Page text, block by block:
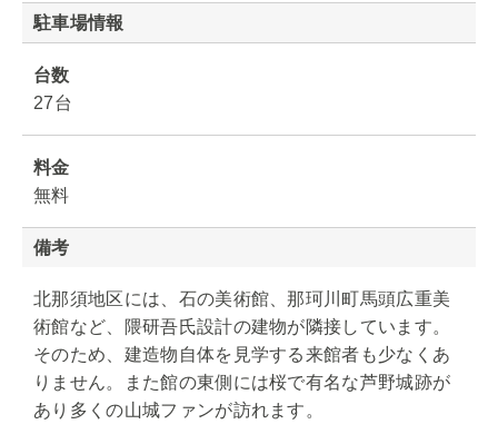
駐車場情報
台数
27台
料金
無料
備考
北那須地区には、石の美術館、那珂川町馬頭広重美
術館など、隈研吾氏設計の建物が隣接しています。
そのため、建造物自体を見学する来館者も少なくあ
りません。また館の東側には桜で有名な芦野城跡が
あり多くの山城ファンが訪れます。